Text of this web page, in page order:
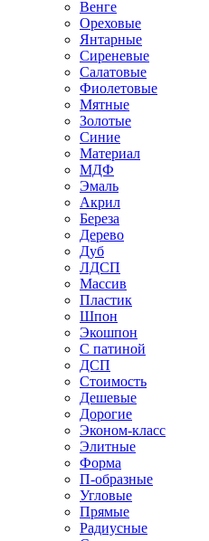
Венге
Ореховые
Янтарные
Сиреневые
Салатовые
Фиолетовые
Мятные
Золотые
Синие
Материал
МДФ
Эмаль
Акрил
Береза
Дерево
Дуб
ЛДСП
Массив
Пластик
Шпон
Экошпон
С патиной
ДСП
Стоимость
Дешевые
Дорогие
Эконом-класс
Элитные
Форма
П-образные
Угловые
Прямые
Радиусные